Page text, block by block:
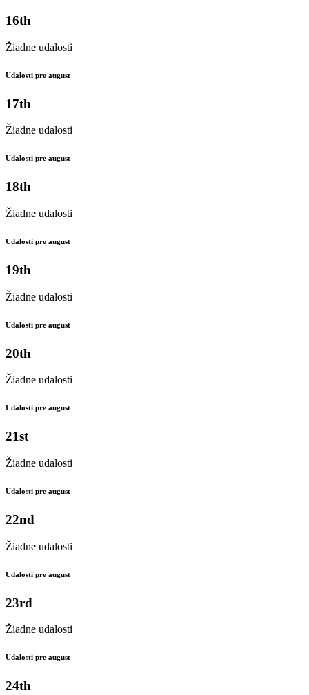
16th
Žiadne udalosti
Udalosti pre august
17th
Žiadne udalosti
Udalosti pre august
18th
Žiadne udalosti
Udalosti pre august
19th
Žiadne udalosti
Udalosti pre august
20th
Žiadne udalosti
Udalosti pre august
21st
Žiadne udalosti
Udalosti pre august
22nd
Žiadne udalosti
Udalosti pre august
23rd
Žiadne udalosti
Udalosti pre august
24th